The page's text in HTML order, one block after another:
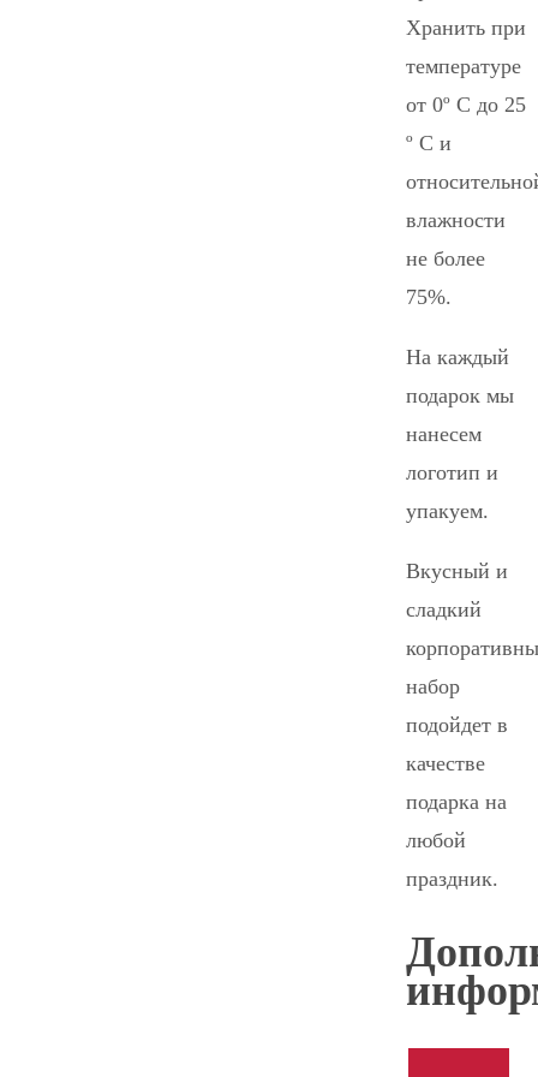
Хранить при
температуре
от 0º С до 25
º С и
влажности
не более
75%.
На каждый
подарок мы
нанесем
логотип и
упакуем.
Вкусный и
сладкий
набор
подойдет в
качестве
подарка на
любой
праздник.